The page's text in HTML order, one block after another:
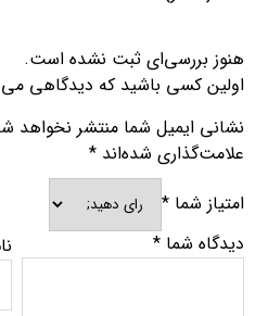
هنوز بررسی‌ای ثبت نشده است.
اولین کسی باشید که دیدگاهی
نشانی ایمیل شما منتشر نخواهد
علامت‌گذاری شده‌اند *
امتیاز شما *
دیدگاه شما *